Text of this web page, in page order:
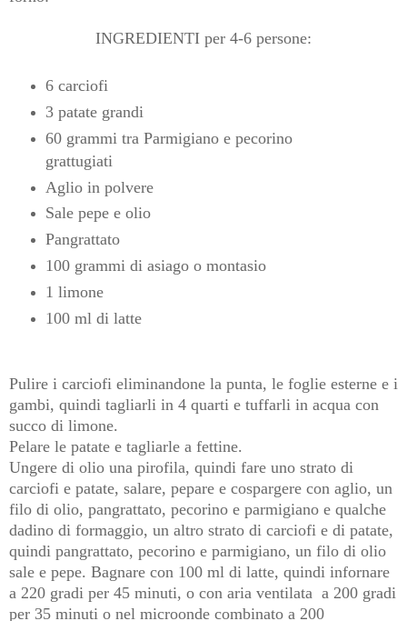
INGREDIENTI per 4-6 persone:
6 carciofi
3 patate grandi
60 grammi tra Parmigiano e pecorino
grattugiati
Aglio in polvere
Sale pepe e olio
Pangrattato
100 grammi di asiago o montasio
1 limone
100 ml di latte
Pulire i carciofi eliminandone la punta, le foglie esterne e i
gambi, quindi tagliarli in 4 quarti e tuffarli in acqua con
succo di limone.
Pelare le patate e tagliarle a fettine.
Ungere di olio una pirofila, quindi fare uno strato di
carciofi e patate, salare, pepare e cospargere con aglio, un
filo di olio, pangrattato, pecorino e parmigiano e qualche
dadino di formaggio, un altro strato di carciofi e di patate,
quindi pangrattato, pecorino e parmigiano, un filo di olio
sale e pepe. Bagnare con 100 ml di latte, quindi infornare
a 220 gradi per 45 minuti, o con aria ventilata a 200 gradi
per 35 minuti o nel microonde combinato a 200